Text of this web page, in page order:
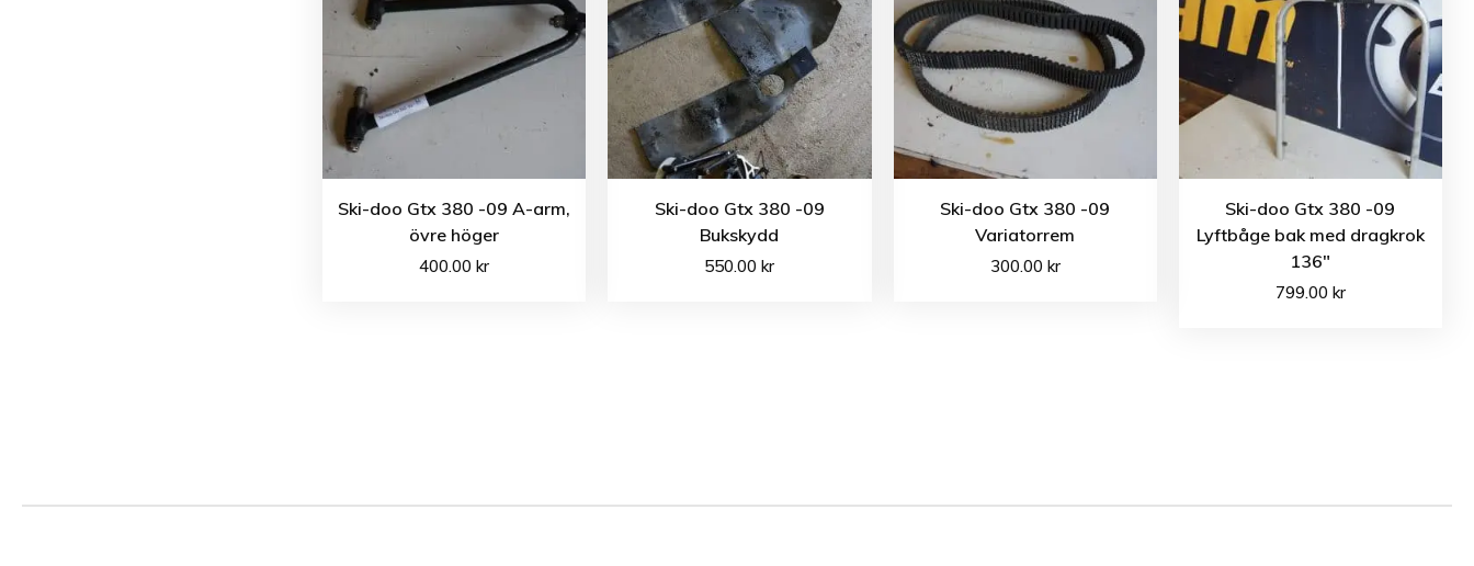
Ski-doo Gtx 380 -09 A-arm,
övre höger
400.00kr
Ski-doo Gtx 380 -09
Bukskydd
550.00kr
Ski-doo Gtx 380 -09
Variatorrem
300.00 kr
Ski-doo Gtx 380 -09
Lyftbåge bak med dragkrok
136″
799.00 kr